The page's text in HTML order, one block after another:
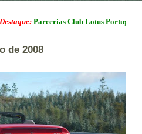
Parcerias Club Lotus Portugal
de 2008